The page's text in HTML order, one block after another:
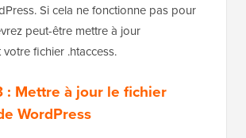
Si cela ne fonctionne pas pour
peut-être mettre à jour
fichier .htaccess.
: Mettre à jour le fichier
WordPress